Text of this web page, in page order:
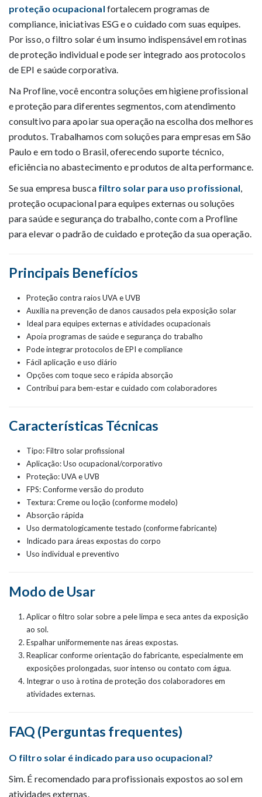
proteção ocupacional fortalecem programas de
compliance, iniciativas ESG e o cuidado com suas equipes.
Por isso, o filtro solar é um insumo indispensável em rotinas
de proteção individual e pode ser integrado aos protocolos
de EPI e saúde corporativa.
Na Profline, você encontra soluções em higiene profissional
e proteção para diferentes segmentos, com atendimento
consultivo para apoiar sua operação na escolha dos melhores
produtos. Trabalhamos com soluções para empresas em São
Paulo e em todo o Brasil, oferecendo suporte técnico,
eficiência no abastecimento e produtos de alta performance.
Se sua empresa busca filtro solar para uso profissional,
proteção ocupacional para equipes externas ou soluções
para saúde e segurança do trabalho, conte com a Profline
para elevar o padrão de cuidado e proteção da sua operação.
Principais Benefícios
Proteção contra raios UVA e UVB
Auxilia na prevenção de danos causados pela exposição solar
Ideal para equipes externas e atividades ocupacionais
Apoia programas de saúde e segurança do trabalho
Pode integrar protocolos de EPI e compliance
Fácil aplicação e uso diário
Opções com toque seco e rápida absorção
Contribui para bem-estar e cuidado com colaboradores
Características Técnicas
Tipo: Filtro solar profissional
Aplicação: Uso ocupacional/corporativo
Proteção: UVA e UVB
FPS: Conforme versão do produto
Textura: Creme ou loção (conforme modelo)
Absorção rápida
Uso dermatologicamente testado (conforme fabricante)
Indicado para áreas expostas do corpo
Uso individual e preventivo
Modo de Usar
Aplicar o filtro solar sobre a pele limpa e seca antes da exposição
ao sol.
Espalhar uniformemente nas áreas expostas.
Reaplicar conforme orientação do fabricante, especialmente em
exposições prolongadas, suor intenso ou contato com água.
Integrar o uso à rotina de proteção dos colaboradores em
atividades externas.
FAQ (Perguntas frequentes)
O filtro solar é indicado para uso ocupacional?
Sim. É recomendado para profissionais expostos ao sol em
atividades externas.